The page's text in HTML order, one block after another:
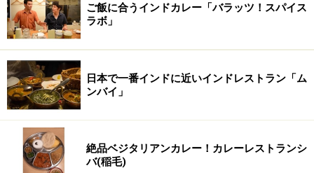
ブラックペッパーは脳の活性化に良いとさ
れている
ダージリンのカレーはスパイスの効いたカレーが多いの
ですが、店主シャランさんは本場インドの味の再現をし
ていると言っています。辛いと旨いが同時に思えるカレ
ご飯に合うインドカレー「バラッツ！スパイス
ラボ」
日本で一番インドに近いインドレストラン「ム
ンバイ」
絶品ベジタリアンカレー！カレーレストランシ
バ(稲毛)